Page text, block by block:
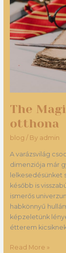
The
otthona
blog / By admin
A varázsvilág
dimenziója már
lelkesedésünket
később is
ismerős
habkönnyű
képzeletünk
étterem
ízek
otthona
Read More »